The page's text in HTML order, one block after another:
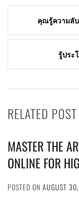
Post
navigation
คุณรู้ความลั
รู้ประ
RELATED POST
MASTER THE
ONLINE FOR
POSTED ON AUGUST